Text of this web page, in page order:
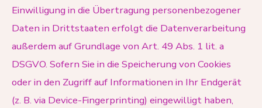
Einwilligung in die Übertragung personenbezogener
Daten in Drittstaaten erfolgt die Datenverarbeitung
außerdem auf Grundlage von Art. 49 Abs. 1 lit. a
DSGVO. Sofern Sie in die Speicherung von Cookies
oder in den Zugriff auf Informationen in Ihr Endgerät
(z. B. via Device-Fingerprinting) eingewilligt haben,